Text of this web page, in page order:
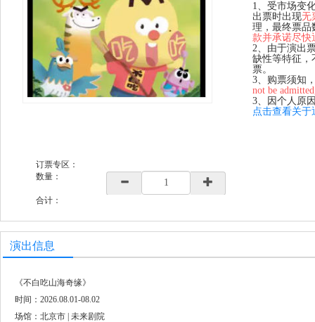
1、受市场变
出票时出现无
理，最终票品
款并承诺尽快
2、由于演出
缺性等特征，
票。
3、购票须知
not be
3、因个人原
点击查看关于
订票专区：
数量：
合计：
演出信息
《不白吃山海奇缘》
时间：2026.08.01-08.02
场馆：北京市 | 未来剧院